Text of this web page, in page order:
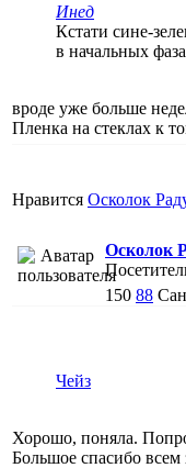
Инед
Кстати сине-
в начальных
вроде уже больше
Пленка на стеклах к
Нравится Осколок
Осколок
150 88
Чейз
Хорошо, поняла.
Большое спасибо всем